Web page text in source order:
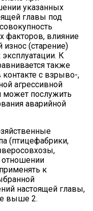
указанных
главы под
факторов, влияние
(старение)
К
также
с взрыво-,
агрессивной
может послужить
аварийной
(птицефабрики,
к
настоящей главы,
выше 2.